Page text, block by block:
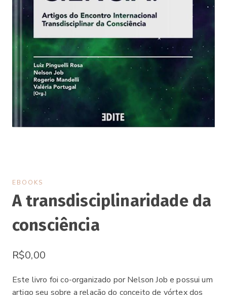
EBOOKS
A transdisciplinaridade da
consciência
R$0,00
Este livro foi co-organizado por Nelson Job e possui um
artigo seu sobre a relação do conceito de vórtex dos